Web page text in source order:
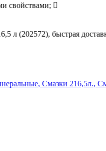
свойствами; 
л (202572), быстрая
, Смазки 216,5л.,